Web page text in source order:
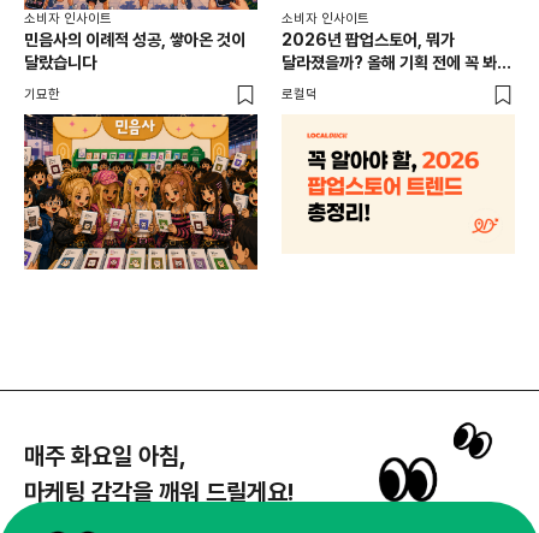
소비자 인사이트
민음사의 이례적 성공, 쌓아온 것이
달랐습니다
기묘한
소비자 인사이트
2026년 팝업스토어, 뭐가
달라졌을까? 올해 기획 전에 꼭 봐야
할 트렌드 4가지
로컬덕
매주 화요일 아침,
마케팅 감각을 깨워 드릴게요!